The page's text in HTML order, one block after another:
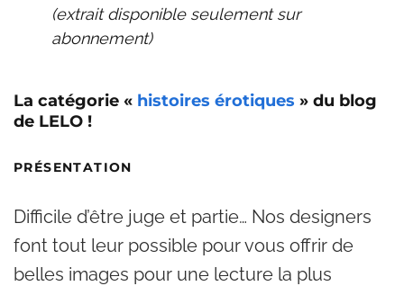
(extrait disponible seulement sur
abonnement)
La catégorie « histoires érotiques » du blog
de LELO !
PRÉSENTATION
Difficile d’être juge et partie… Nos designers
font tout leur possible pour vous offrir de
belles images pour une lecture la plus